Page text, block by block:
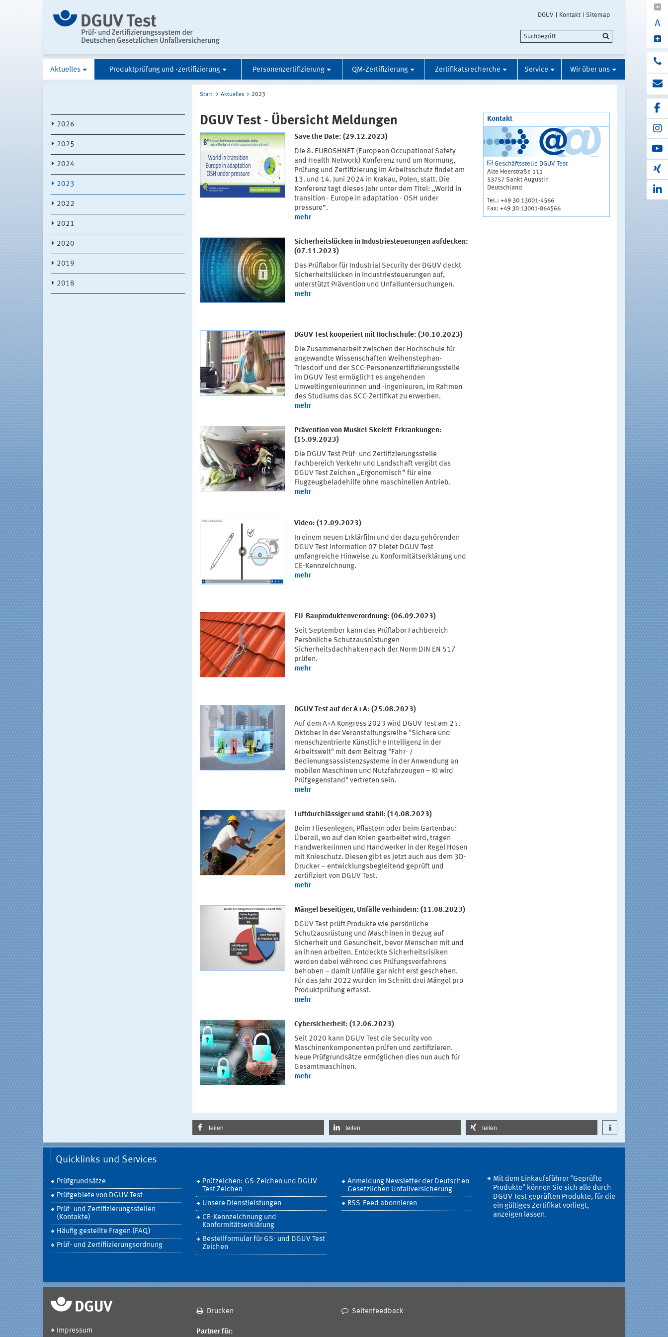
DGUV Kontakt Sitemap
A
Aktuelles Produktprüfung und -zertifizierung Personenzertifizierung QM-Zertifizierung Zertifikatsrecherche Service Wir über uns
2026
2025
2024
2023
2022
2021
2020
2019
2018
Start Aktuelles 2023
DGUV Test - Übersicht Meldungen
Save the Date: (29.12.2023)
Die 8. EUROSHNET (European Occupational Safety
and Health Network) Konferenz rund um Normung,
Prüfung und Zertifizierung im Arbeitsschutz findet am
13. und 14. Juni 2024 in Krakau, Polen, statt. Die
Konferenz tagt dieses Jahr unter dem Titel: „World in
transition - Europe in adaptation - OSH under
pressure”.
mehr
Sicherheitslücken in Industriesteuerungen aufdecken:
(07.11.2023)
Das Prüflabor für Industrial Security der DGUV deckt
Sicherheitslücken in Industriesteuerungen auf,
unterstützt Prävention und Unfalluntersuchungen.
mehr
DGUV Test kooperiert mit Hochschule: (30.10.2023)
Die Zusammenarbeit zwischen der Hochschule für
angewandte Wissenschaften Weihenstephan-
Triesdorf und der SCC-Personenzertifizierungsstelle
im DGUV Test ermöglicht es angehenden
Umweltingenieurinnen und -ingenieuren, im Rahmen
des Studiums das SCC-Zertifikat zu erwerben.
mehr
Prävention von Muskel-Skelett-Erkrankungen:
(15.09.2023)
Die DGUV Test Prüf- und Zertifizierungsstelle
Fachbereich Verkehr und Landschaft vergibt das
DGUV Test Zeichen „Ergonomisch“ für eine
Flugzeugbeladehilfe ohne maschinellen Antrieb.
mehr
Video: (12.09.2023)
In einem neuen Erklärfilm und der dazu gehörenden
DGUV Test Information 07 bietet DGUV Test
umfangreiche Hinweise zu Konformitätserklärung und
CE-Kennzeichnung.
mehr
EU-Bauproduktenverordnung: (06.09.2023)
Seit September kann das Prüflabor Fachbereich
Persönliche Schutzausrüstungen
Sicherheitsdachhaken nach der Norm DIN EN 517
prüfen.
mehr
DGUV Test auf der A+A: (25.08.2023)
Auf dem A+A Kongress 2023 wird DGUV Test am 25.
Oktober in der Veranstaltungsreihe "Sichere und
menschzentrierte Künstliche Intelligenz in der
Arbeitswelt" mit dem Beitrag "Fahr- /
Bedienungsassistenzsysteme in der Anwendung an
mobilen Maschinen und Nutzfahrzeugen – KI wird
Prüfgegenstand" vertreten sein.
mehr
Luftdurchlässiger und stabil: (14.08.2023)
Beim Fliesenlegen, Pflastern oder beim Gartenbau:
Überall, wo auf den Knien gearbeitet wird, tragen
Handwerkerinnen und Handwerker in der Regel Hosen
mit Knieschutz. Diesen gibt es jetzt auch aus dem 3D-
Drucker – entwicklungsbegleitend geprüft und
zertifiziert von DGUV Test.
mehr
Mängel beseitigen, Unfälle verhindern: (11.08.2023)
DGUV Test prüft Produkte wie persönliche
Schutzausrüstung und Maschinen in Bezug auf
Sicherheit und Gesundheit, bevor Menschen mit und
an ihnen arbeiten. Entdeckte Sicherheitsrisiken
werden dabei während des Prüfungsverfahrens
behoben – damit Unfälle gar nicht erst geschehen.
Für das Jahr 2022 wurden im Schnitt drei Mängel pro
Produktprüfung erfasst.
mehr
Cybersicherheit: (12.06.2023)
Seit 2020 kann DGUV Test die Security von
Maschinenkomponenten prüfen und zertifizieren.
Neue Prüfgrundsätze ermöglichen dies nun auch für
Gesamtmaschinen.
mehr
Kontakt
Geschäftsstelle DGUV Test
Alte Heerstraße 111
53757 Sankt Augustin
Deutschland
Tel.: +49 30 13001-4566
Fax: +49 30 13001-864566
teilen teilen teilen
Quicklinks und Services
Prüfgrundsätze
Prüfgebiete von DGUV Test
Prüf- und Zertifizierungsstellen
(Kontakte)
Häufig gestellte Fragen (FAQ)
Prüf- und Zertifiizierungsordnung
Prüfzeichen: GS-Zeichen und DGUV
Test Zeichen
Unsere Dienstleistungen
CE-Kennzeichnung und
Konformitätserklärung
Bestellformular für GS- und DGUV Test
Zeichen
Anmeldung Newsletter der Deutschen
Gesetzlichen Unfallversicherung
RSS-Feed abonnieren
Mit dem Einkaufsführer "Geprüfte
Produkte" können Sie sich alle durch
DGUV Test geprüften Produkte, für die
ein gültiges Zertifikat vorliegt,
anzeigen lassen.
Drucken Seitenfeedback
Impressum Partner für: